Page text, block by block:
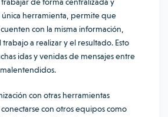
única herramienta, permite que
con la misma información,
a realizar y el resultado. Esto
idas y venidas de mensajes entre
con otras herramientas
con otros equipos como